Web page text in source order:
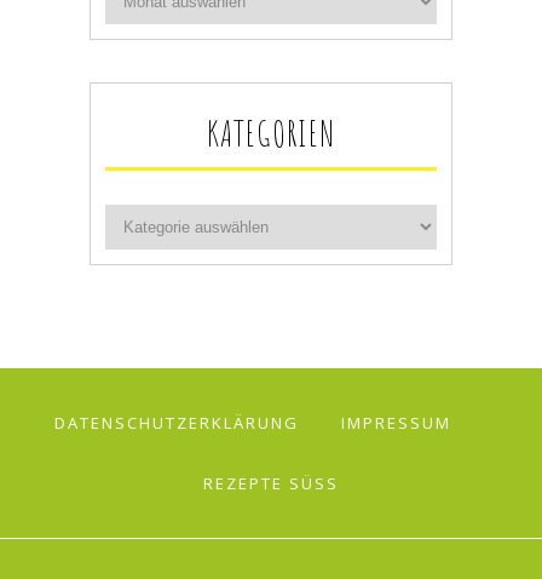
KATEGORIEN
DATENSCHUTZERKLÄRUNG IMPRESSUM
REZEPTE SÜSS